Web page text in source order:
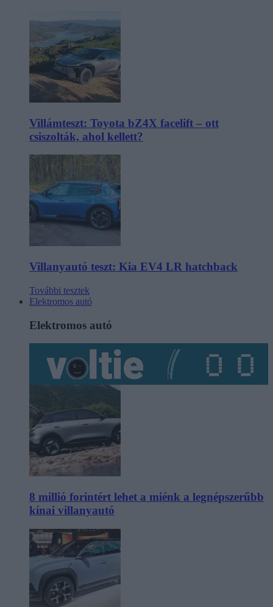
Villámteszt: Toyota bZ4X facelift – ott
csiszolták, ahol kellett?
Villanyautó teszt: Kia EV4 LR hatchback
További tesztek
Elektromos autó
Elektromos autó
8 millió forintért lehet a miénk a legnépszerűbb
kínai villanyautó